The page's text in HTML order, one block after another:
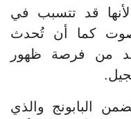
قد تتسبب في
كما أن تُحدث
من فرصة ظهور
البابونج والذي